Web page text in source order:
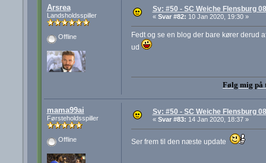
Arsrea
Landsholdsspiller
Offline
Sv: #50 - SC Weiche Flensburg
« Svar #82: 10 Jan 2020, 19:30 »
Fedt og se en blog der bare kører derud
ud
Følg mig på
mama99ai
Førsteholdsspiller
Offline
Sv: #50 - SC Weiche Flensburg
« Svar #83: 14 Jan 2020, 18:37 »
Ser frem til den næste update